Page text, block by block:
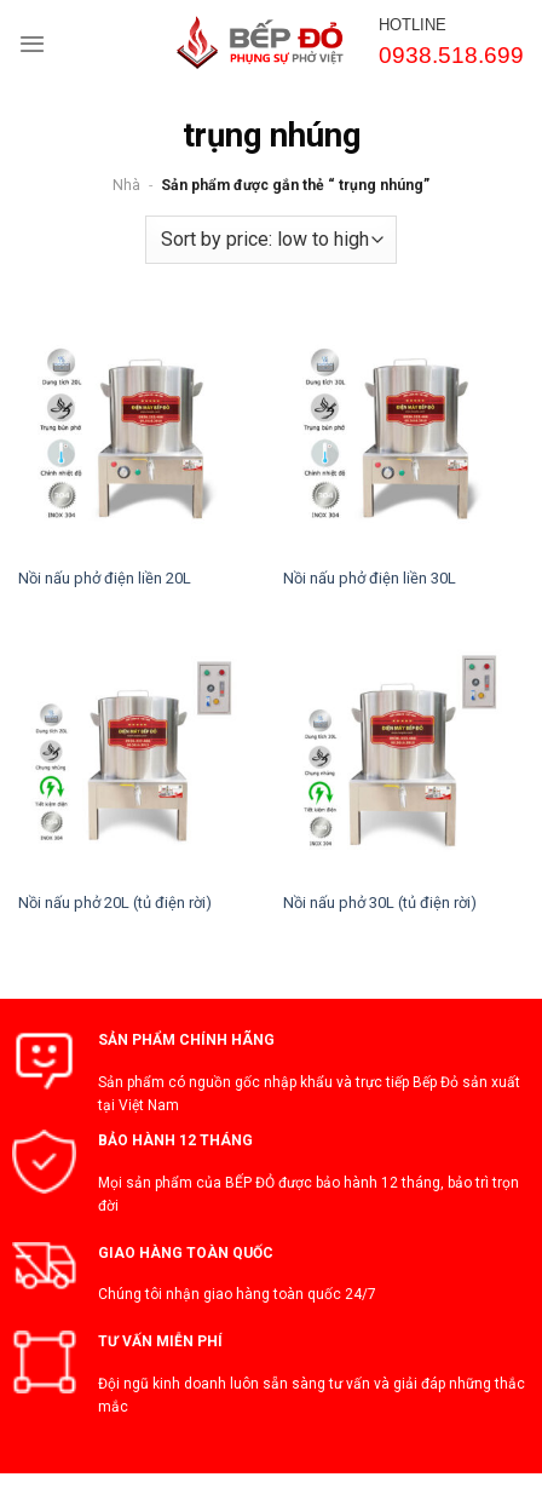
đến
HOTLINE
0938.518.699
trụng nhúng
Nhà - Sản phẩm được gắn thẻ “ trụng nhúng”
Nồi nấu phở điện liền 20L Nồi nấu phở điện liền 30L
Nồi nấu phở 20L (tủ điện rời) Nồi nấu phở 30L (tủ điện rời)
SẢN PHẨM CHÍNH HÃNG
Sản phẩm có nguồn gốc nhập khẩu và trực tiếp Bếp Đỏ sản xuất
tại Việt Nam
BẢO HÀNH 12 THÁNG
Mọi sản phẩm của BẾP ĐỎ được bảo hành 12 tháng, bảo trì trọn
đời
GIAO HÀNG TOÀN QUỐC
Chúng tôi nhận giao hàng toàn quốc 24/7
TƯ VẤN MIỄN PHÍ
Đội ngũ kinh doanh luôn sẵn sàng tư vấn và giải đáp những thắc
mắc